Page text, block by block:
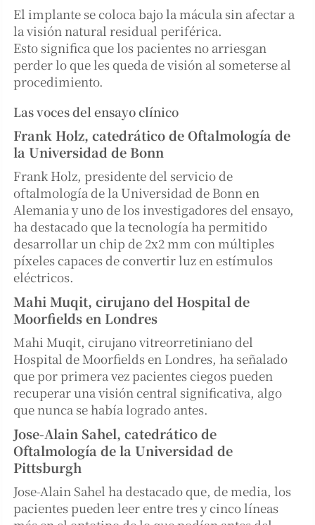
El implante se coloca bajo la mácula sin afectar a
la visión natural residual periférica.
Esto significa que los pacientes no arriesgan
perder lo que les queda de visión al someterse al
procedimiento.
Las voces del ensayo clínico
Frank Holz, catedrático de Oftalmología de
la Universidad de Bonn
Frank Holz, presidente del servicio de
oftalmología de la Universidad de Bonn en
Alemania y uno de los investigadores del ensayo,
ha destacado que la tecnología ha permitido
desarrollar un chip de 2x2 mm con múltiples
píxeles capaces de convertir luz en estímulos
eléctricos.
Mahi Muqit, cirujano del Hospital de
Moorfields en Londres
Mahi Muqit, cirujano vitreorretiniano del
Hospital de Moorfields en Londres, ha señalado
que por primera vez pacientes ciegos pueden
recuperar una visión central significativa, algo
que nunca se había logrado antes.
Jose-Alain Sahel, catedrático de
Oftalmología de la Universidad de
Pittsburgh
Jose-Alain Sahel ha destacado que, de media, los
pacientes pueden leer entre tres y cinco líneas